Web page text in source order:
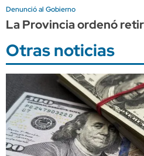
Denunció al Gobierno
La Provincia ordenó
Otras noticias